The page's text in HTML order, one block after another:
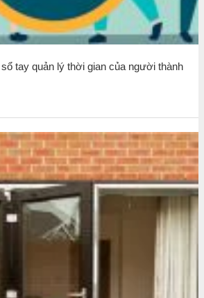
tay quản lý thời gian của người thành